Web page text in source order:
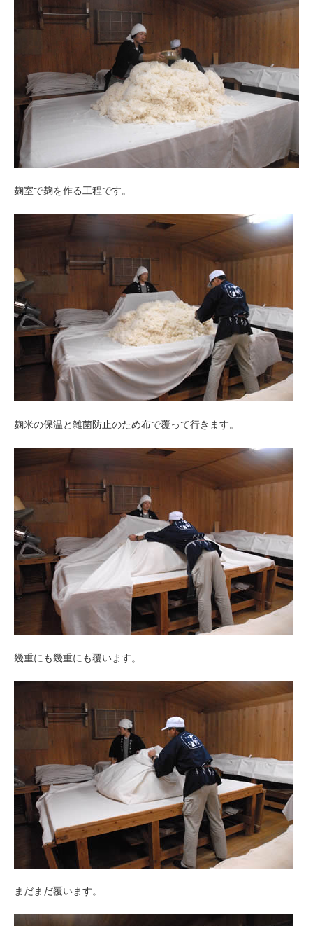
麹室で麹を作る工程です。
麹米の保温と雑菌防止のため布で覆って行きます。
幾重にも幾重にも覆います。
まだまだ覆います。